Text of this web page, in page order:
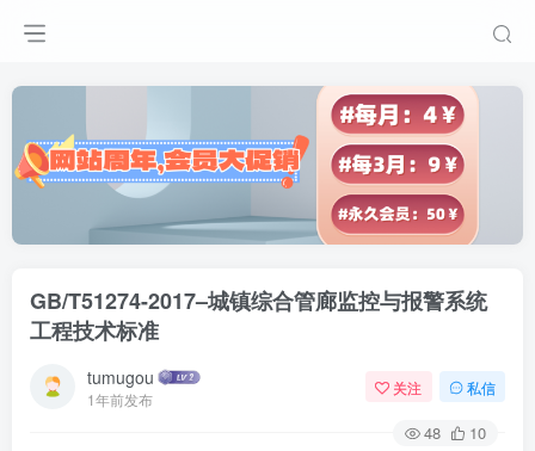
GB/T51274-2017–城镇综合管廊监控与报警系统
工程技术标准
tumugou
1年前发布
关注 私信
48 10